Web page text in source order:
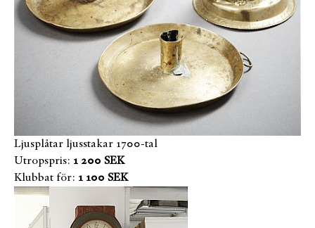
Ljusplåtar ljusstakar 1700-tal
Utropspris: 1 200 SEK
Klubbat för: 1 100 SEK